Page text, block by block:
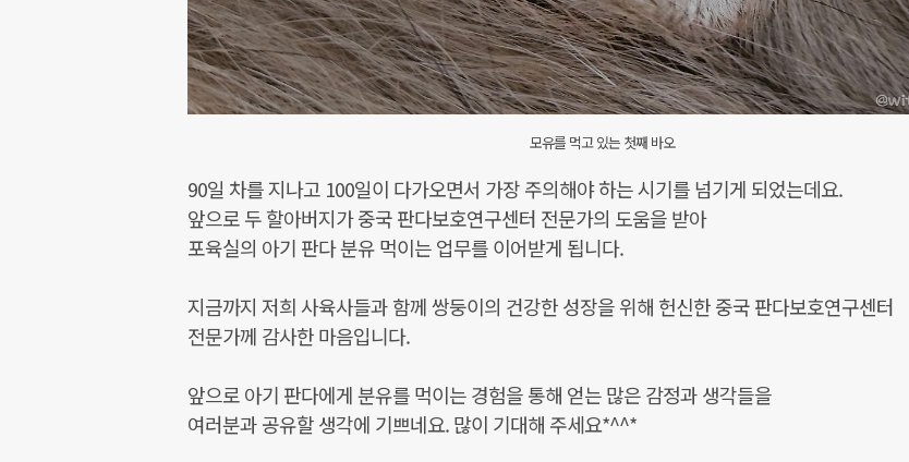
모유를 먹고 있는 첫째 바오
90일 차를 지나고 100일이 다가오면서 가장 주의해야 하는 시기를 넘기게 되었는데요.
앞으로 두 할아버지가 중국 판다보호연구센터 전문가의 도움을 받아
포육실의 아기 판다 분유 먹이는 업무를 이어받게 됩니다.
지금까지 저희 사육사들과 함께 쌍둥이의 건강한 성장을 위해 헌신한 중국 판다보호연구센터
전문가께 감사한 마음입니다.
앞으로 아기 판다에게 분유를 먹이는 경험을 통해 얻는 많은 감정과 생각들을
여러분과 공유할 생각에 기쁘네요. 많이 기대해 주세요*^^*